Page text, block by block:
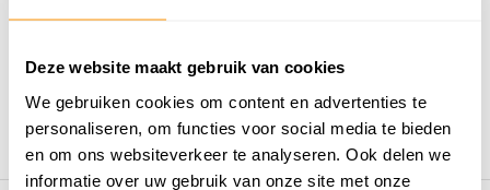
Deze website maakt gebruik van cookies
We gebruiken cookies om content en advertenties te
personaliseren, om functies voor social media te bieden
en om ons websiteverkeer te analyseren. Ook delen we
informatie over uw gebruik van onze site met onze
0/5 Gemiddelde uit 0 beoordelingen
Er zijn nog geen reviews geschreven over dit product..
Schrijf je eigen review